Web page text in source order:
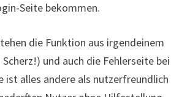
Seite bekommen.
die Funktion aus irgendeinem
und auch die Fehlerseite bei
ist alles andere als nutzerfreundlich